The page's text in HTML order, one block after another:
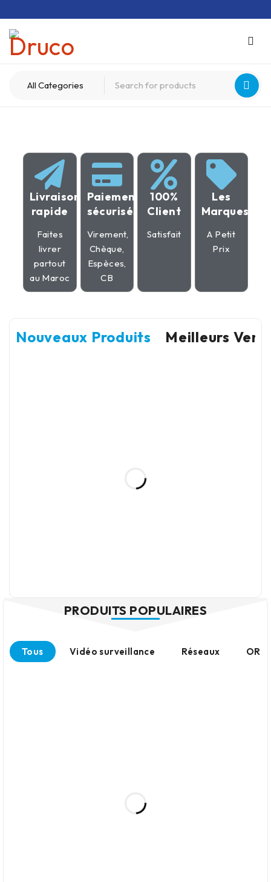
Livraison
rapide
Faites
livrer
partout
au Maroc
Paiement
sécurisés
Virement,
Chèque,
Espèces,
CB
100%
Client
Satisfait
Les
Marques
A Petit
Prix
Nouveaux Produits Meilleurs
PRODUITS POPULAIRES
Tous Vidéo surveillance Réseaux